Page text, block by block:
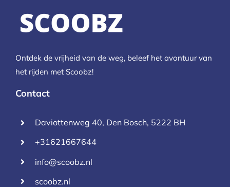
Ontdek de vrijheid van de weg, beleef het avontuur van
het rijden met Scoobz!
Contact
Daviottenweg 40, Den Bosch, 5222 BH
+31621667644
info@scoobz.nl
scoobz.nl